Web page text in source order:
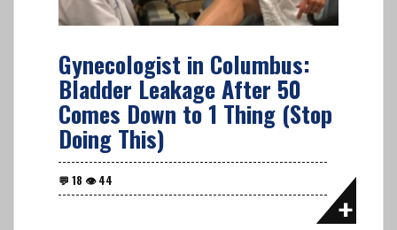
Gynecologist in Columbus:
Bladder Leakage After 50
Comes Down to 1 Thing (Stop
Doing This)